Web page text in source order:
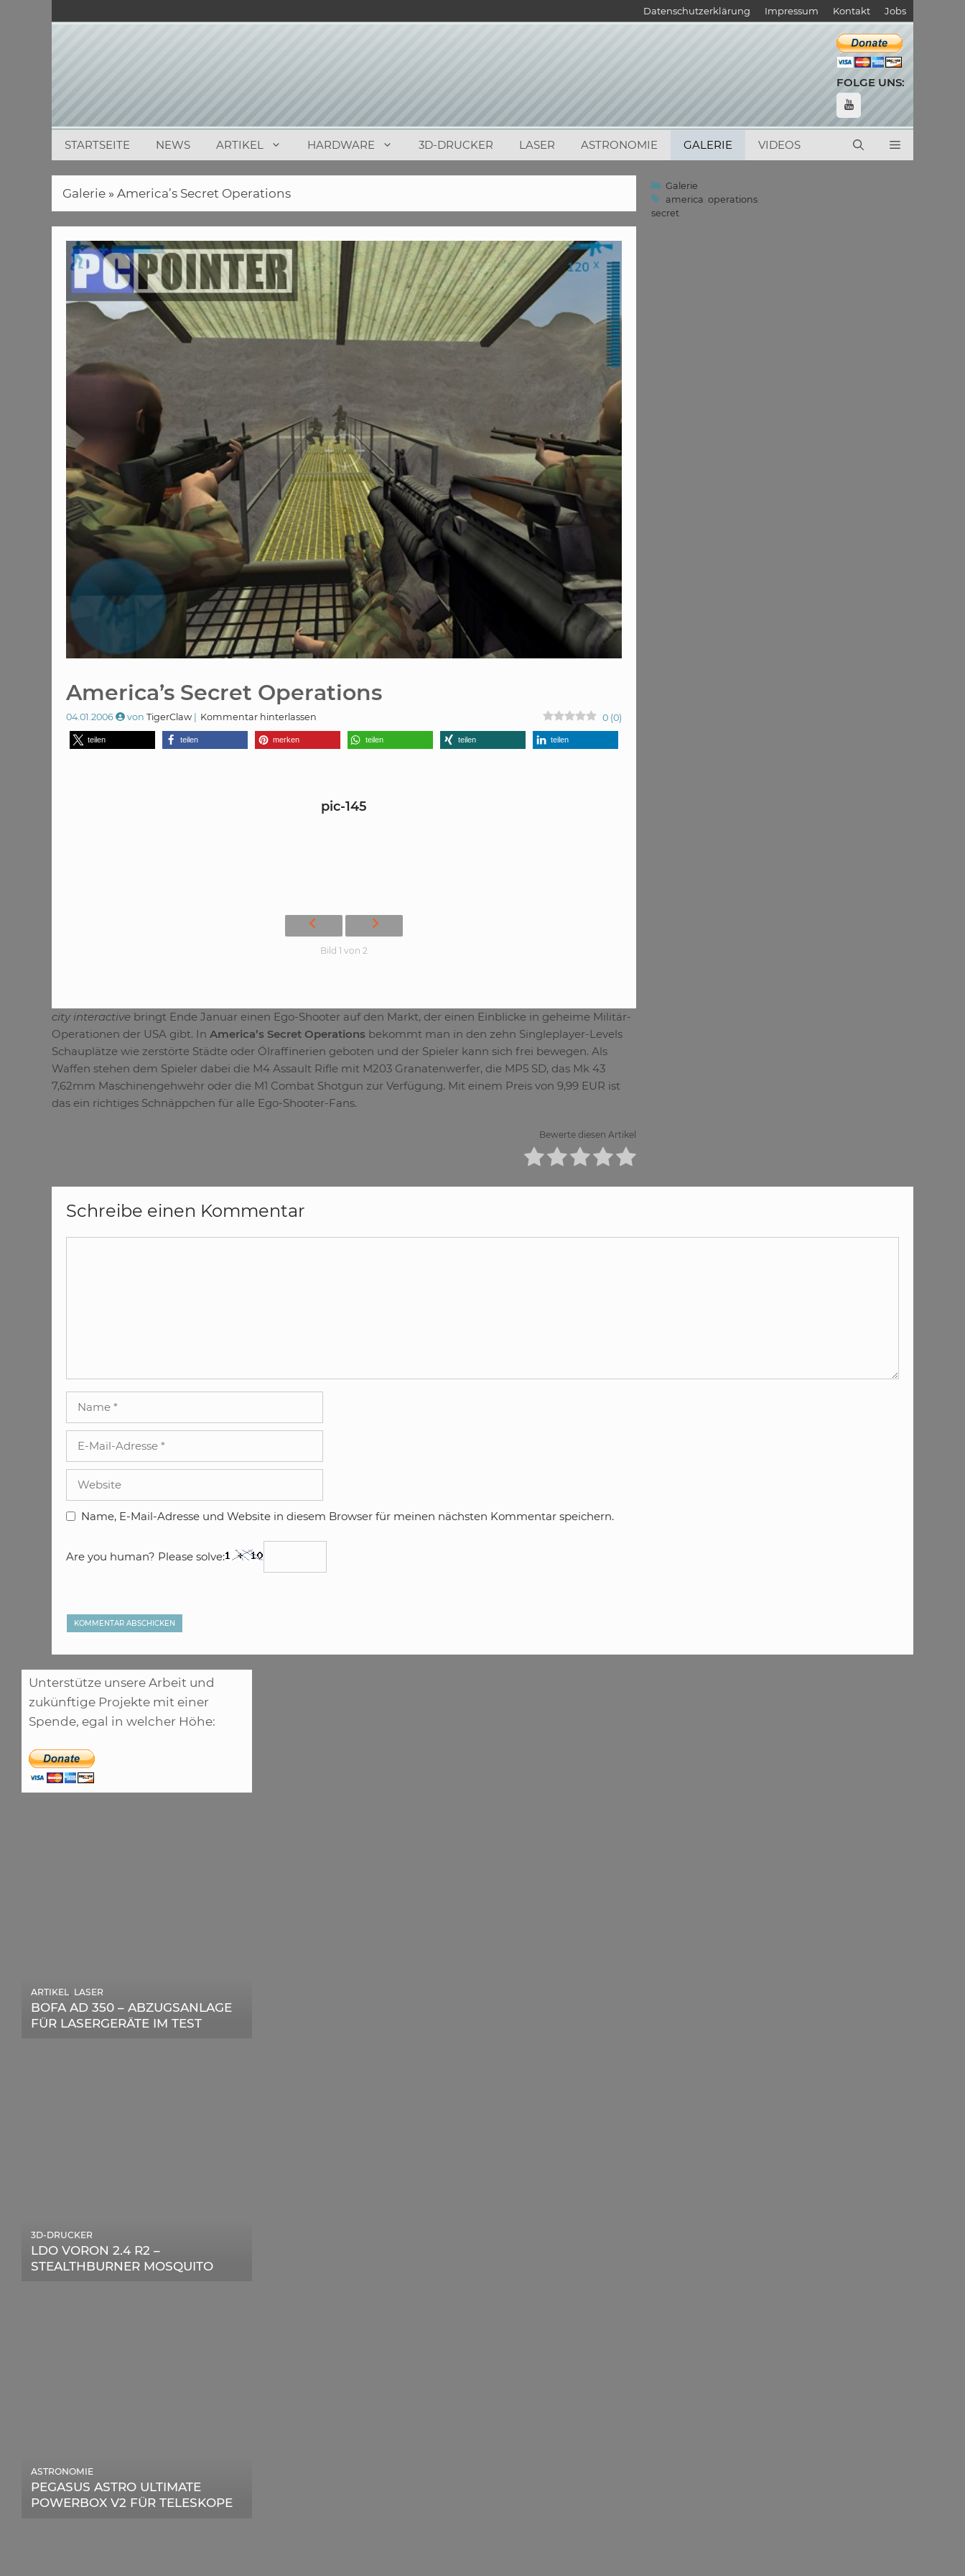
Inhalt
Datenschutzerklärung Impressum Kontakt Jobs
FOLGE UNS:
STARTSEITE NEWS ARTIKEL HARDWARE 3D-DRUCKER LASER ASTRONOMIE GALERIE VIDEOS
Galerie » America’s Secret Operations
America’s Secret Operations
04.01.2006 von TigerClaw 0 (0)
Kommentar hinterlassen
teilen teilen merken teilen teilen teilen
pic-145
Bild 1 von 2
city interactive bringt Ende Januar einen Ego-Shooter auf den Markt, der einen Einblicke in geheime Militär-
Operationen der USA gibt. In America’s Secret Operations bekommt man in den zehn Singleplayer-Levels
Schauplätze wie zerstörte Städte oder Ölraffinerien geboten und der Spieler kann sich frei bewegen. Als
Waffen stehen dem Spieler dabei die M4 Assault Rifle mit M203 Granatenwerfer, die MP5 SD, das Mk 43
7,62mm Maschinengehwehr oder die M1 Combat Shotgun zur Verfügung. Mit einem Preis von 9,99 EUR ist
das ein richtiges Schnäppchen für alle Ego-Shooter-Fans.
Bewerte diesen Artikel
Kategorien
Galerie
Schlagwörter
america ,operations
secret
Schreibe einen Kommentar
Adresse
Name, E-Mail-Adresse und Website in diesem Browser für meinen nächsten Kommentar speichern.
Are you human? Please solve:
Unterstütze unsere Arbeit und
zukünftige Projekte mit einer
Spende, egal in welcher Höhe:
BOFA AD 350 – ABZUGSANLAGE
FÜR LASERGERÄTE IM TEST
ARTIKEL , LASER
DIE BEDEUTENDSTEN SCHRITTE
ZUR ERFOLGREICHEN
ARTIKEL, SONSTIGE
LDO VORON 2.4 R2 –
STEALTHBURNER MOSQUITO
3D-DRUCKER
PEGASUS ASTRO ULTIMATE
POWERBOX V2 FÜR TELESKOPE
ASTRONOMIE